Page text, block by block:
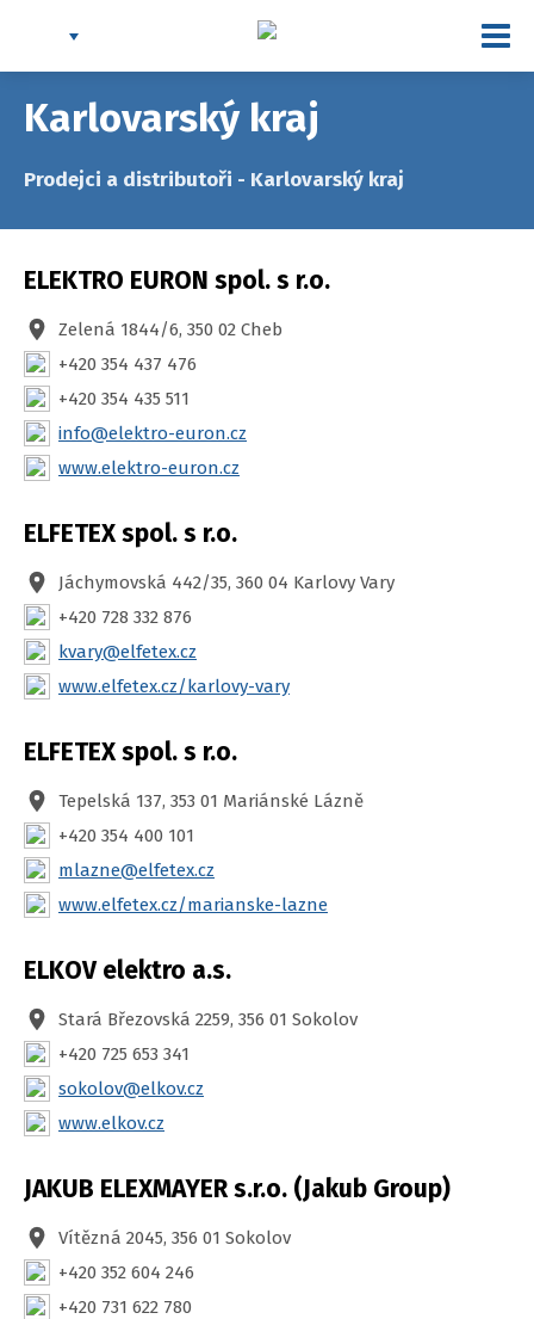
Karlovarský kraj
Prodejci a distributoři - Karlovarský kraj
ELEKTRO EURON spol. s r.o.
Zelená 1844/6, 350 02 Cheb
+420 354 437 476
+420 354 435 511
info@elektro-euron.cz
www.elektro-euron.cz
ELFETEX spol. s r.o.
Jáchymovská 442/35, 360 04 Karlovy Vary
+420 728 332 876
kvary@elfetex.cz
www.elfetex.cz/karlovy-vary
ELFETEX spol. s r.o.
Tepelská 137, 353 01 Mariánské Lázně
+420 354 400 101
mlazne@elfetex.cz
www.elfetex.cz/marianske-lazne
ELKOV elektro a.s.
Stará Březovská 2259, 356 01 Sokolov
+420 725 653 341
sokolov@elkov.cz
www.elkov.cz
JAKUB ELEXMAYER s.r.o. (Jakub Group)
Vítězná 2045, 356 01 Sokolov
+420 352 604 246
+420 731 622 780